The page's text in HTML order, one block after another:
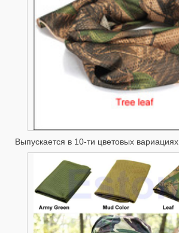
Выпускается в 10-ти цветовых вариациях